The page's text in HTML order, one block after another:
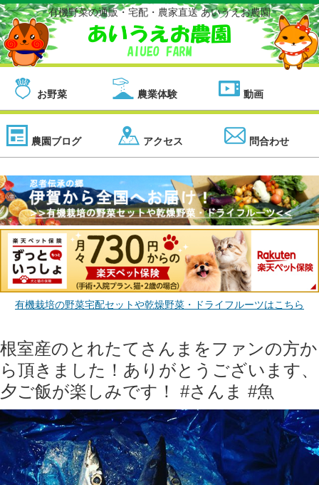
有機野菜の通販・宅配・農家直送 あいうえお農園
お野菜 農業体験 動画
農園ブログ アクセス 問合わせ
有機栽培の野菜宅配セットや乾燥野菜・ドライフルーツはこちら
根室産のとれたてさんまをファンの方か
ら頂きました！ありがとうございます、
夕ご飯が楽しみです！ #さんま #魚